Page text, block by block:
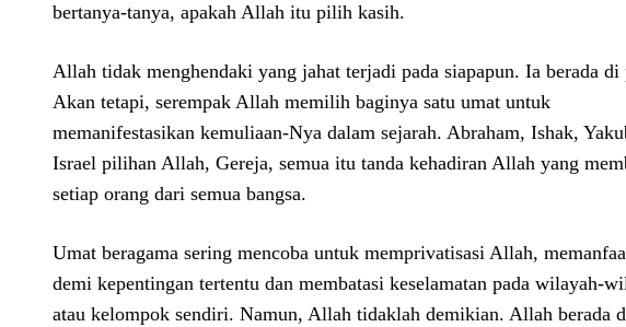
bertanya-tanya, apakah Allah itu pilih kasih.
Allah tidak menghendaki yang jahat terjadi pada siapapun. Ia berada
Akan tetapi, serempak Allah memilih baginya satu umat untuk
memanifestasikan kemuliaan-Nya dalam sejarah. Abraham, Ishak,
Israel pilihan Allah, Gereja, semua itu tanda kehadiran Allah yang
setiap orang dari semua bangsa.
Umat beragama sering mencoba untuk memprivatisasi Allah,
demi kepentingan tertentu dan membatasi keselamatan pada wilayah-
atau kelompok sendiri. Namun, Allah tidaklah demikian. Allah berada